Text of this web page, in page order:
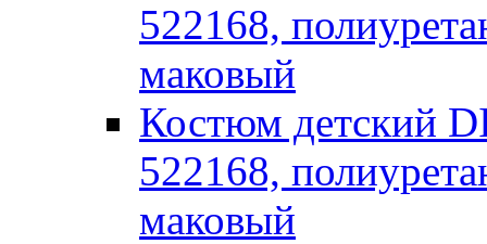
522168,
маковый
Костюм детский
522168,
маковый